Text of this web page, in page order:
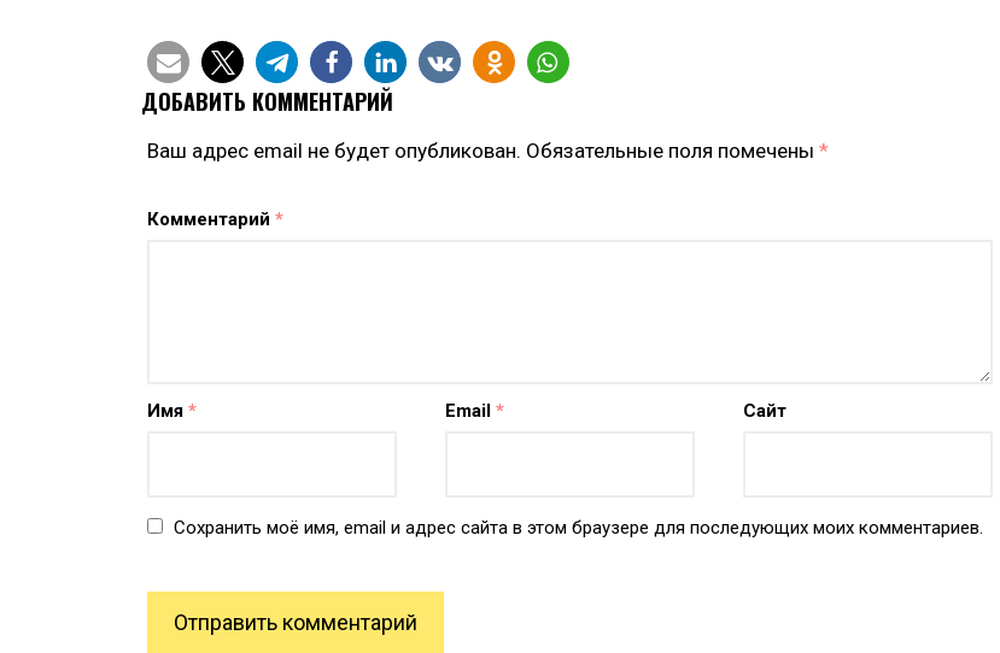
ДОБАВИТЬ КОММЕНТАРИЙ
Ваш адрес email не будет опубликован. Обязательные поля помечены *
Комментарий *
Имя * Email * Сайт
Сохранить моё имя, email и адрес сайта в этом браузере для последующих моих комментариев.